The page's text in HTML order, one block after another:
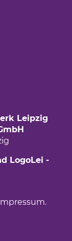
Leipzig
LogoLei -
(Link
.